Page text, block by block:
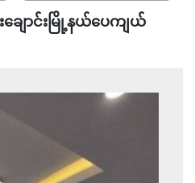
ချောင်းမြို့နယ်ပေကျယ်